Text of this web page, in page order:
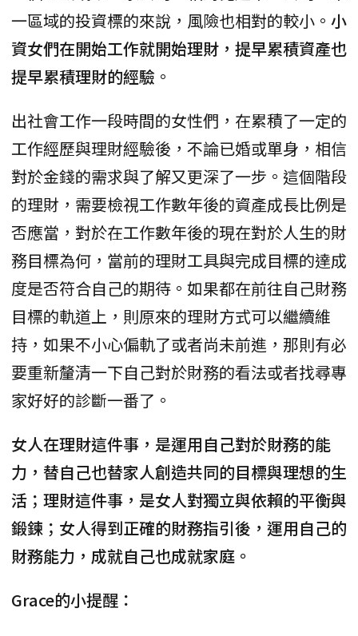
一區域的投資標的來說，風險也相對的較小。 小
資女們在開始工作就開始理財，提早累積資產也
提早累積理財的經驗 。
出社會工作一段時間的女性們，在累積了一定的
工作經歷與理財經驗後，不論已婚或單身，相信
對於金錢的需求與了解又更深了一步。這個階段
的理財，需要檢視工作數年後的資產成長比例是
否應當，對於在工作數年後的現在對於人生的財
務目標為何，當前的理財工具與完成目標的達成
度是否符合自己的期待。如果都在前往自己財務
目標的軌道上，則原來的理財方式可以繼續維
持，如果不小心偏軌了或者尚未前進，那則有必
要重新釐清一下自己對於財務的看法或者找尋專
家好好的診斷一番了。
女人在理財這件事，是運用自己對於財務的能
力，替自己也替家人創造共同的目標與理想的生
活；理財這件事，是女人對獨立與依賴的平衡與
鍛鍊；女人得到正確的財務指引後，運用自己的
財務能力，成就自己也成就家庭。
Grace的小提醒：